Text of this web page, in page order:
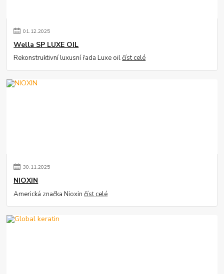
01.12.2025
Wella SP LUXE OIL
Rekonstruktivní luxusní řada Luxe oilčíst celé
30.11.2025
NIOXIN
Americká značka Nioxinčíst celé